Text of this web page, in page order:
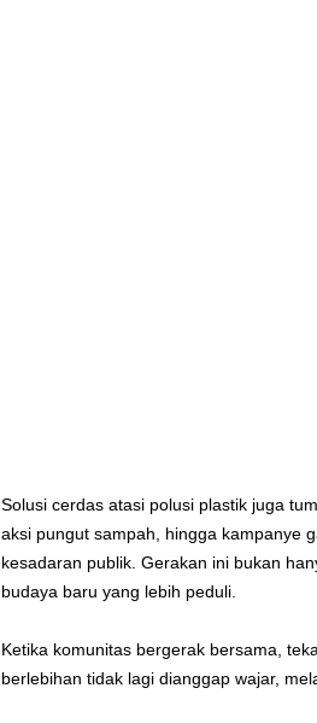
Solusi cerdas atasi polusi plastik juga
aksi pungut sampah, hingga kampanye
kesadaran publik. Gerakan ini bukan
budaya baru yang lebih peduli.
Ketika komunitas bergerak bersama,
berlebihan tidak lagi dianggap wajar,